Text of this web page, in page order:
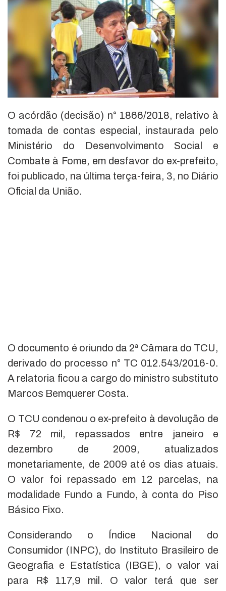
O acórdão (decisão) n° 1866/2018, relativo à
tomada de contas especial, instaurada pelo
Ministério do Desenvolvimento Social e
Combate à Fome, em desfavor do ex-prefeito,
foi publicado, na última terça-feira, 3, no Diário
Oficial da União.
O documento é oriundo da 2ª Câmara do TCU,
derivado do processo n° TC 012.543/2016-0.
A relatoria ficou a cargo do ministro substituto
Marcos Bemquerer Costa.
O TCU condenou o ex-prefeito à devolução de
R$ 72 mil, repassados entre janeiro e
dezembro de 2009, atualizados
monetariamente, de 2009 até os dias atuais.
O valor foi repassado em 12 parcelas, na
modalidade Fundo a Fundo, à conta do Piso
Básico Fixo.
Considerando o Índice Nacional do
Consumidor (INPC), do Instituto Brasileiro de
Geografia e Estatística (IBGE), o valor vai
para R$ 117,9 mil. O valor terá que ser